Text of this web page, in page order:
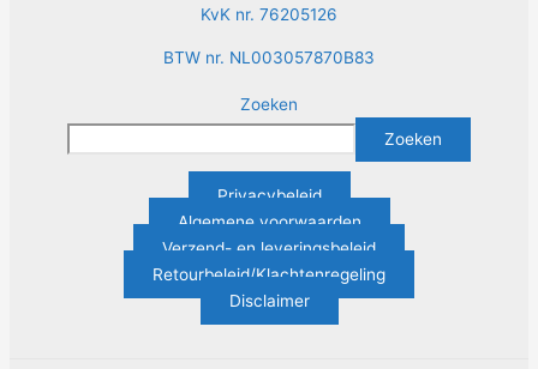
KvK nr. 76205126
BTW nr. NL003057870B83
Zoeken
Zoeken
Privacybeleid
Algemene voorwaarden
Verzend- en leveringsbeleid
Retourbeleid/Klachtenregeling
Disclaimer